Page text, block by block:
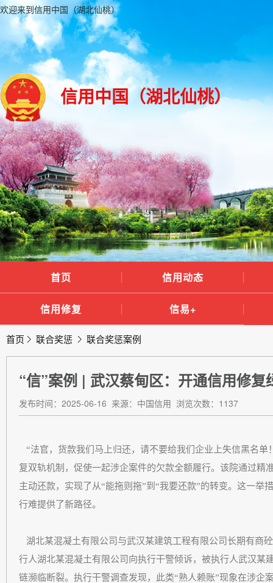
欢迎来到信用中国（湖北仙桃）
信用中国（湖北仙桃）
首页 信用动态
信用修复 信易+
首页 联合奖惩 联合奖惩案例
“信”案例 | 武汉蔡甸区：开通信用修
发布时间：2025-06-16 来源：中国信用 浏览次数：1137
“法官，货款我们马上归还，请不要给我们企业上失信黑名
复双轨机制，促使一起涉企案件的欠款全额履行。该院通过
主动还款，实现了从“能拖则拖”到“我要还款”的转变。这一举
行难提供了新路径。
湖北某混凝土有限公司与武汉某建筑工程有限公司长期有商
行人湖北某混凝土有限公司向执行干警倾诉，被执行人武汉某
链濒临断裂。执行干警调查发现，此类“熟人赖账”现象在涉企